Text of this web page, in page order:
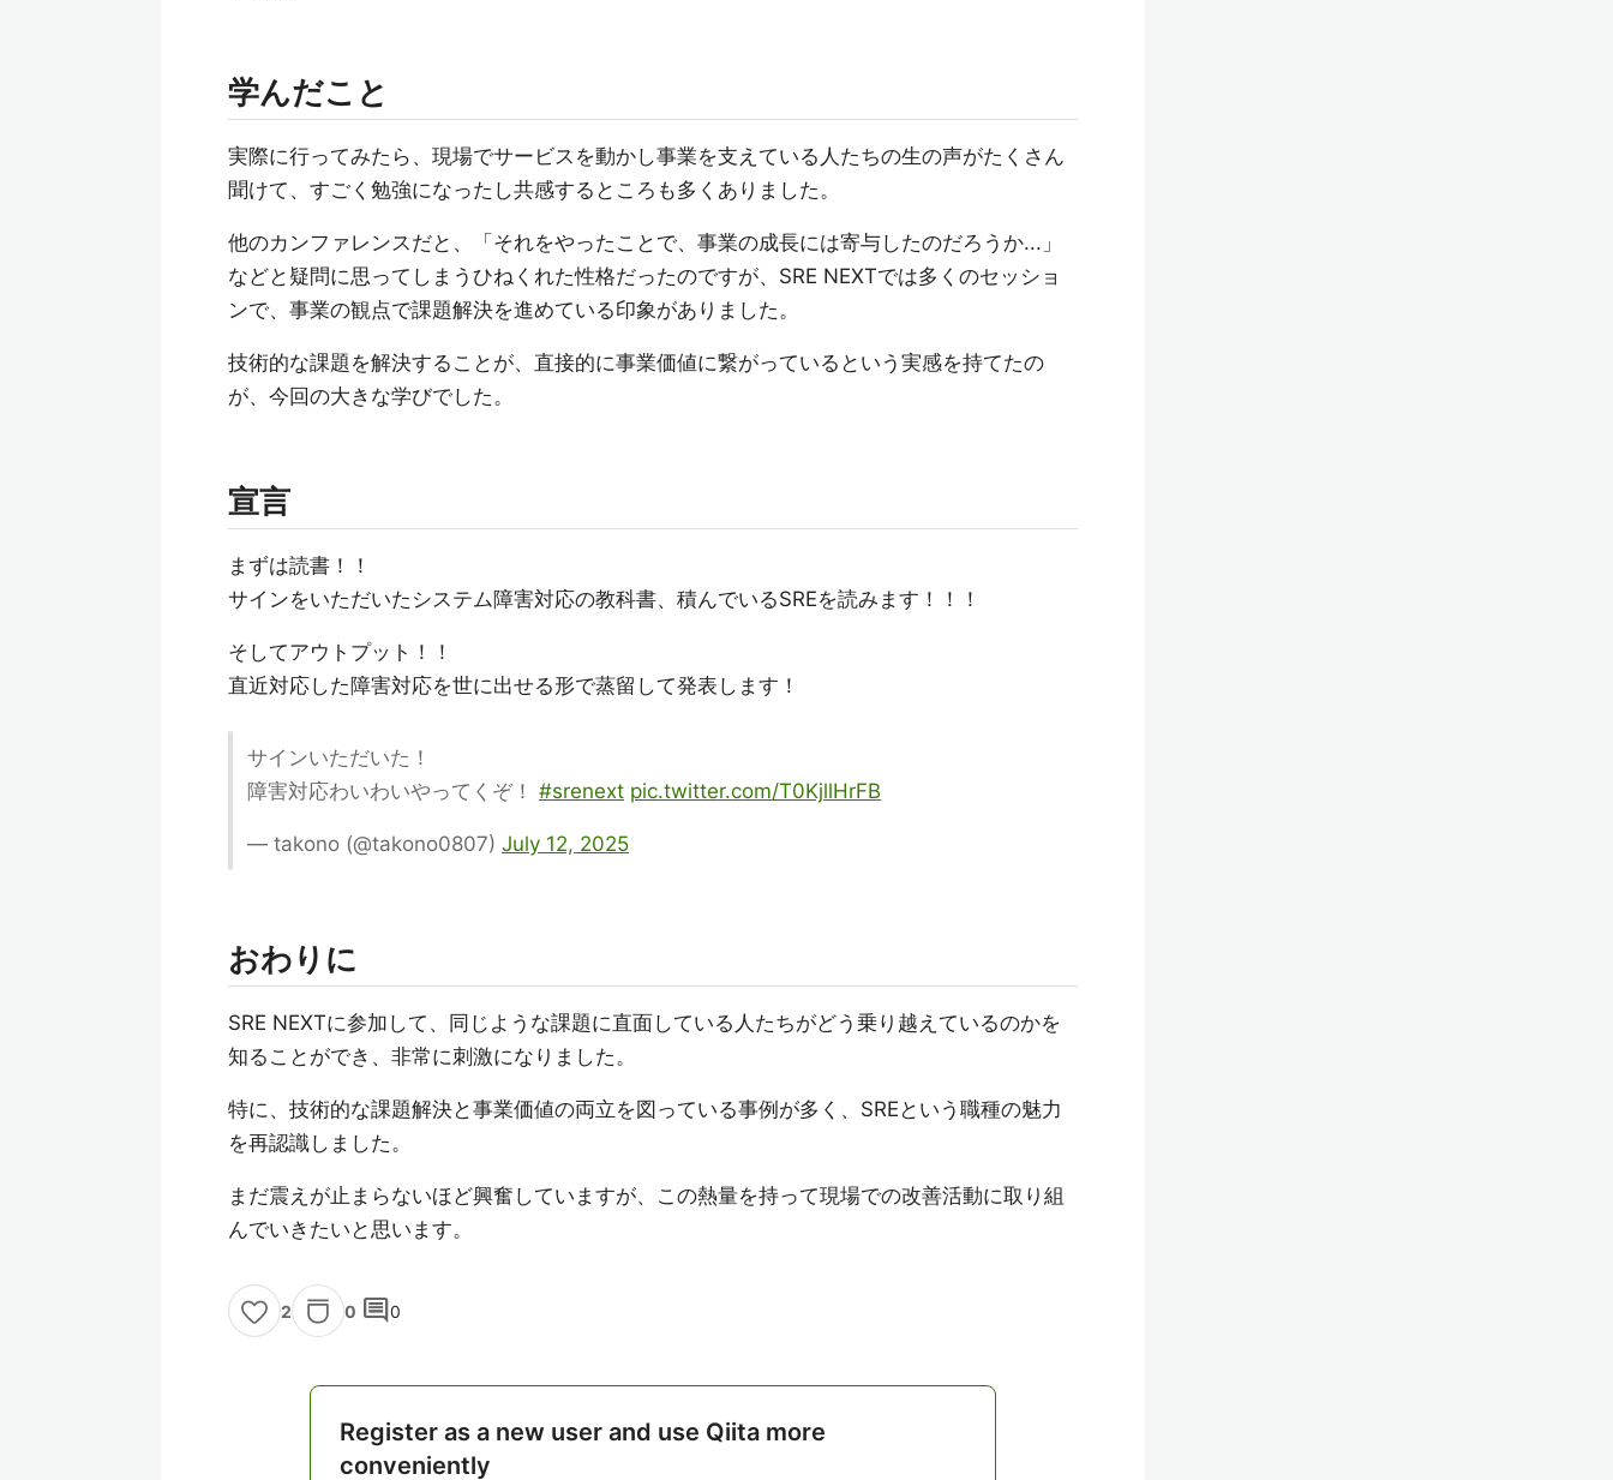
学んだこと
実際に行ってみたら、現場でサービスを動かし事業を支えている人たちの生の声がたくさん
聞けて、すごく勉強になったし共感するところも多くありました。
他のカンファレンスだと、「それをやったことで、事業の成長には寄与したのだろうか...」
などと疑問に思ってしまうひねくれた性格だったのですが、SRE NEXTでは多くのセッショ
ンで、事業の観点で課題解決を進めている印象がありました。
技術的な課題を解決することが、直接的に事業価値に繋がっているという実感を持てたの
が、今回の大きな学びでした。
宣言
まずは読書！！
サインをいただいたシステム障害対応の教科書、積んでいるSREを読みます！！！
そしてアウトプット！！
直近対応した障害対応を世に出せる形で蒸留して発表します！
サインいただいた！
障害対応わいわいやってくぞ！ #srenext pic.twitter.com/T0KjllHrFB
— takono (@takono0807) July 12, 2025
おわりに
SRE NEXTに参加して、同じような課題に直面している人たちがどう乗り越えているのかを
知ることができ、非常に刺激になりました。
特に、技術的な課題解決と事業価値の両立を図っている事例が多く、SREという職種の魅力
を再認識しました。
まだ震えが止まらないほど興奮していますが、この熱量を持って現場での改善活動に取り組
んでいきたいと思います。
2 0 comment0
Register as a new user and use Qiita more
conveniently